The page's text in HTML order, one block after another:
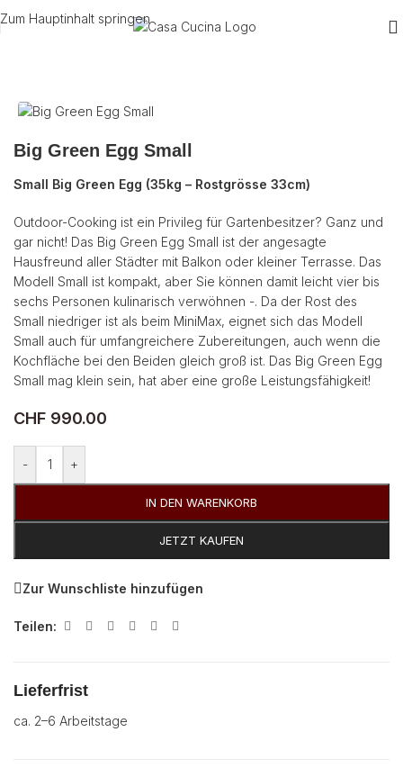
Zum Hauptinhalt springen
Big Green Egg Small
Small Big Green Egg (35kg – Rostgrösse 33cm)
Outdoor-Cooking ist ein Privileg für Gartenbesitzer? Ganz und
gar nicht! Das Big Green Egg Small ist der angesagte
Hausfreund aller Städter mit Balkon oder kleiner Terrasse. Das
Modell Small ist kompakt, aber Sie können damit leicht vier bis
sechs Personen kulinarisch verwöhnen -. Da der Rost des
Small niedriger ist als beim MiniMax, eignet sich das Modell
Small auch für umfangreichere Zubereitungen, auch wenn die
Kochfläche bei den Beiden gleich groß ist. Das Big Green Egg
Small mag klein sein, hat aber eine große Leistungsfähigkeit!
CHF 990.00
- +
IN DEN WARENKORB
JETZT KAUFEN
Zur Wunschliste hinzufügen
Teilen:
Lieferfrist
ca. 2–6 Arbeitstage